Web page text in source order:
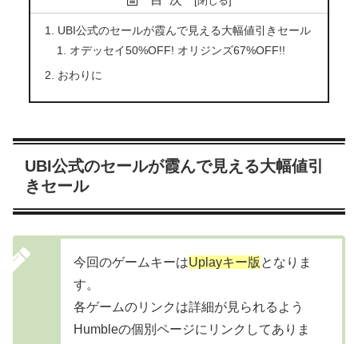
UBI公式のセールが霞んで見える大幅値引きセール
オデッセイ50%OFF! オリジンズ67%OFF!!
おわりに
UBI公式のセールが霞んで見える大幅値引
きセール
今回のゲームキーはUplayキー版 となりま
す。
各ゲームのリンクは詳細が見られるよう
Humbleの個別ページにリンクしてありま